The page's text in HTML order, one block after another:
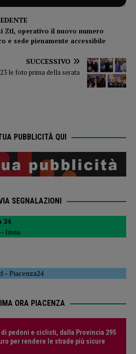
Ztl, operativo il nuovo numero
e sede pienamente accessibile
SUCCESSIVO
le foto prima della serata
PUBBLICITÀ QUI
SEGNALAZIONI
24
Invia
–Piacenza24
ORA PIACENZA
pedoni e ciclisti, dalla Provincia 295
per rendere le strade più sicure